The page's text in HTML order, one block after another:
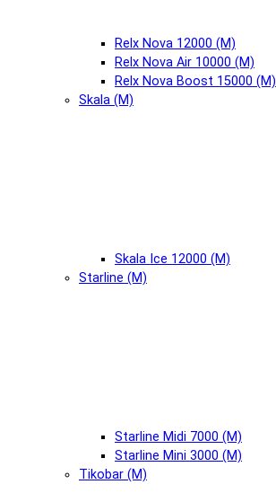
Relx Nova 12000 (М)
Relx Nova Air 10000 (М)
Relx Nova Boost 15000 (М)
Skala (М)
Skala Ice 12000 (М)
Starline (М)
Starline Midi 7000 (М)
Starline Mini 3000 (М)
Tikobar (М)